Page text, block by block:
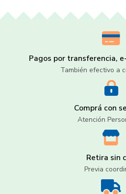
Pagos por transferencia,
También efectivo a
Comprá con
Atención
Retira sin
Previa